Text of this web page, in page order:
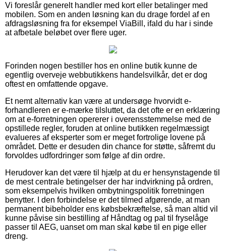
Vi foreslår generelt handler med kort eller betalinger med
mobilen. Som en anden løsning kan du drage fordel af en
afdragsløsning fra for eksempel ViaBill, ifald du har i sinde
at afbetale beløbet over flere uger.
Forinden nogen bestiller hos en online butik kunne de
egentlig overveje webbutikkens handelsvilkår, det er dog
oftest en omfattende opgave.
Et nemt alternativ kan være at undersøge hvorvidt e-
forhandleren er e-mærke tilsluttet, da det ofte er en erklæring
om at e-forretningen opererer i overensstemmelse med de
opstillede regler, foruden at online butikken regelmæssigt
evalueres af eksperter som er meget fortrolige lovene på
området. Dette er desuden din chance for støtte, såfremt du
forvoldes udfordringer som følge af din ordre.
Herudover kan det være til hjælp at du er hensynstagende til
de mest centrale betingelser der har indvirkning på ordren,
som eksempelvis hvilken ombytningspolitik forretningen
benytter. I den forbindelse er det tilmed afgørende, at man
permanent bibeholder ens købsbekræftelse, så man altid vil
kunne påvise sin bestilling af Håndtag og pal til fryselåge
passer til AEG, uanset om man skal købe til en pige eller
dreng.